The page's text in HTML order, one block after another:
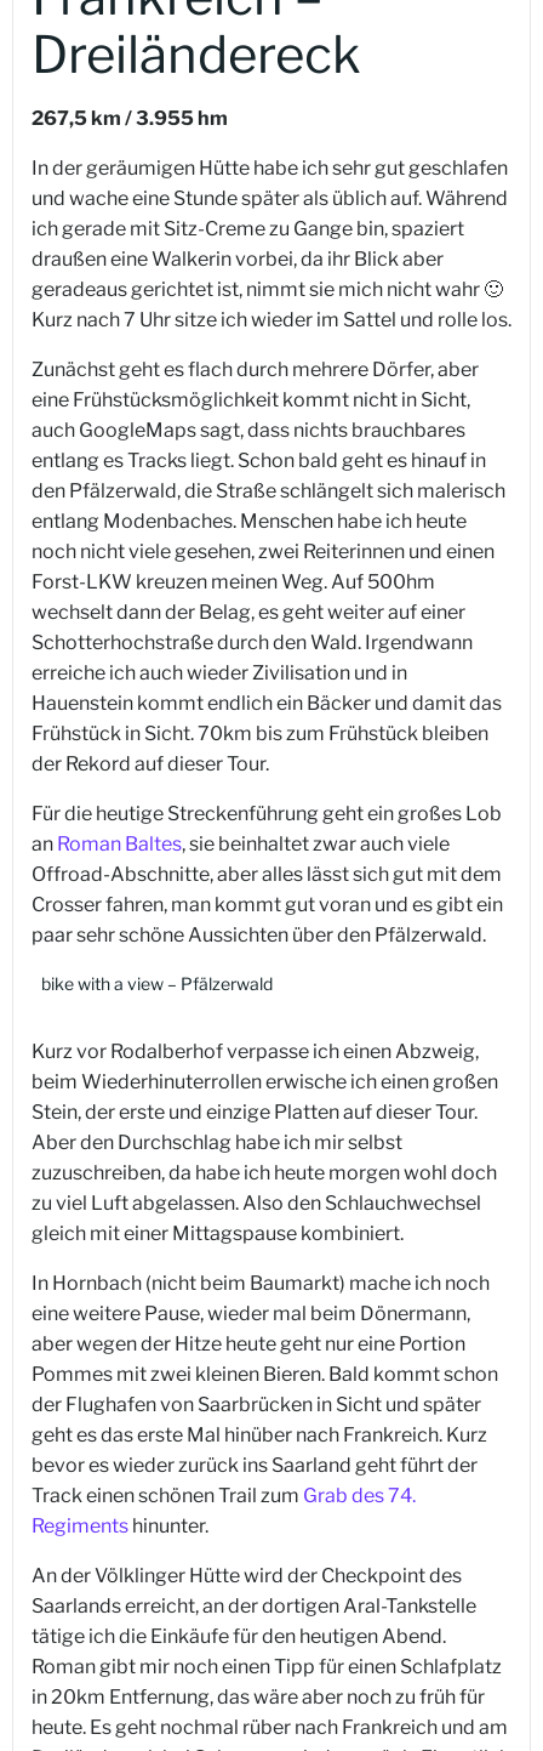
Dreiländereck
267,5 km / 3.955 hm
In der geräumigen Hütte habe ich sehr gut geschlafen
und wache eine Stunde später als üblich auf. Während
ich gerade mit Sitz-Creme zu Gange bin, spaziert
draußen eine Walkerin vorbei, da ihr Blick aber
geradeaus gerichtet ist, nimmt sie mich nicht wahr 🙂
Kurz nach 7 Uhr sitze ich wieder im Sattel und rolle los.
Zunächst geht es flach durch mehrere Dörfer, aber
eine Frühstücksmöglichkeit kommt nicht in Sicht,
auch GoogleMaps sagt, dass nichts brauchbares
entlang es Tracks liegt. Schon bald geht es hinauf in
den Pfälzerwald, die Straße schlängelt sich malerisch
entlang Modenbaches. Menschen habe ich heute
noch nicht viele gesehen, zwei Reiterinnen und einen
Forst-LKW kreuzen meinen Weg. Auf 500hm
wechselt dann der Belag, es geht weiter auf einer
Schotterhochstraße durch den Wald. Irgendwann
erreiche ich auch wieder Zivilisation und in
Hauenstein kommt endlich ein Bäcker und damit das
Frühstück in Sicht. 70km bis zum Frühstück bleiben
der Rekord auf dieser Tour.
Für die heutige Streckenführung geht ein großes Lob
an Roman Baltes, sie beinhaltet zwar auch viele
Offroad-Abschnitte, aber alles lässt sich gut mit dem
Crosser fahren, man kommt gut voran und es gibt ein
paar sehr schöne Aussichten über den Pfälzerwald.
bike with a view – Pfälzerwald
Kurz vor Rodalberhof verpasse ich einen Abzweig,
beim Wiederhinuterrollen erwische ich einen großen
Stein, der erste und einzige Platten auf dieser Tour.
Aber den Durchschlag habe ich mir selbst
zuzuschreiben, da habe ich heute morgen wohl doch
zu viel Luft abgelassen. Also den Schlauchwechsel
gleich mit einer Mittagspause kombiniert.
In Hornbach (nicht beim Baumarkt) mache ich noch
eine weitere Pause, wieder mal beim Dönermann,
aber wegen der Hitze heute geht nur eine Portion
Pommes mit zwei kleinen Bieren. Bald kommt schon
der Flughafen von Saarbrücken in Sicht und später
geht es das erste Mal hinüber nach Frankreich. Kurz
bevor es wieder zurück ins Saarland geht führt der
Track einen schönen Trail zum Grab des 74.
Regiments hinunter.
An der Völklinger Hütte wird der Checkpoint des
Saarlands erreicht, an der dortigen Aral-Tankstelle
tätige ich die Einkäufe für den heutigen Abend.
Roman gibt mir noch einen Tipp für einen Schlafplatz
in 20km Entfernung, das wäre aber noch zu früh für
heute. Es geht nochmal rüber nach Frankreich und am